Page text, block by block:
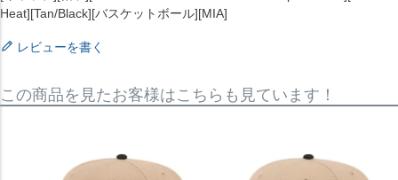
Heat][Tan/Black][バスケットボール][MIA]
レビューを書く
この商品を見たお客様はこちらも見ています！